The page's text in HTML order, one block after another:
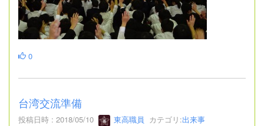
0
台湾交流準備
投稿日時 : 2018/05/10 東高職員 カテゴリ:出来事